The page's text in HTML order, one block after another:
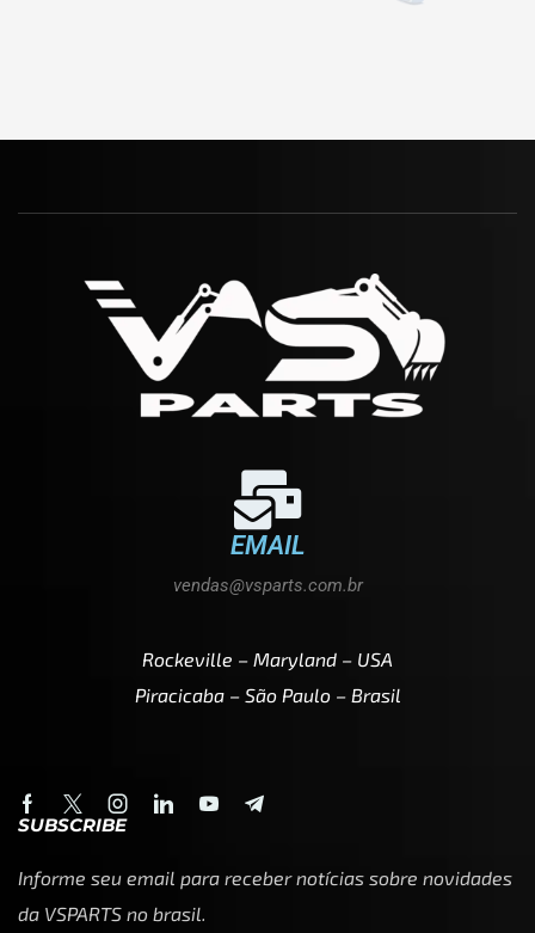
EMAIL
vendas@vsparts.com.br
Rockeville – Maryland – USA
Piracicaba – São Paulo – Brasil
SUBSCRIBE
Informe seu email para receber notícias sobre novidades
da VSPARTS no brasil.